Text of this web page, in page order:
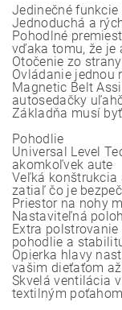
Jedinečné
Jednoduchá a
Pohodlné
vďaka tomu, že je
Otočenie zo
Ovládanie jednou
Magnetic Belt
autosedačky
Základňa musí
Pohodlie
Universal Level
akomkoľvek aute
Veľká konštrukcia
zatiaľ čo je
Priestor na nohy
Nastaviteľná
Extra
pohodlie a
Opierka hlavy
vašim dieťaťom
Skvelá ventilácia
textilným poťahom